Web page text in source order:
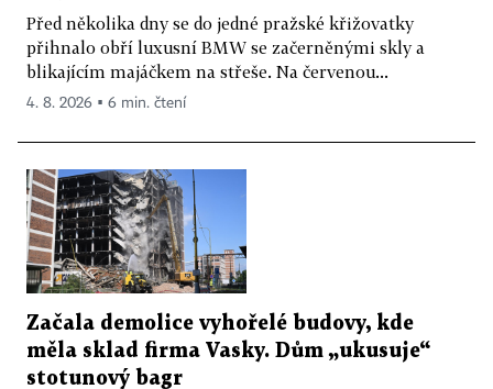
Před několika dny se do jedné pražské křižovatky
přihnalo obří luxusní BMW se začerněnými skly a
blikajícím majáčkem na střeše. Na červenou...
4. 8. 2026 ▪ 6 min. čtení
Začala demolice vyhořelé budovy, kde
měla sklad firma Vasky. Dům „ukusuje“
stotunový bagr